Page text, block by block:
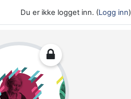
Du er ikke logget inn. (Logg inn)